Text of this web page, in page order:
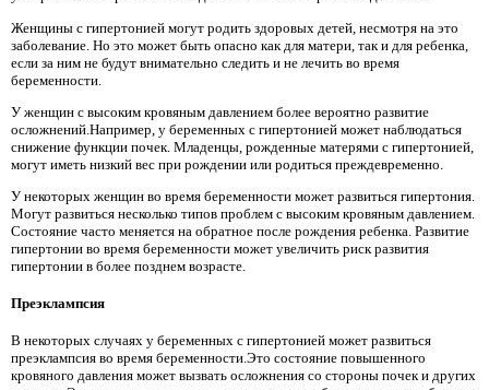
Женщины с гипертонией могут родить здоровых детей, несмотря на это
заболевание. Но это может быть опасно как для матери, так и для ребенка,
если за ним не будут внимательно следить и не лечить во время
беременности.
У женщин с высоким кровяным давлением более вероятно развитие
осложнений.Например, у беременных с гипертонией может наблюдаться
снижение функции почек. Младенцы, рожденные матерями с гипертонией,
могут иметь низкий вес при рождении или родиться преждевременно.
У некоторых женщин во время беременности может развиться гипертония.
Могут развиться несколько типов проблем с высоким кровяным давлением.
Состояние часто меняется на обратное после рождения ребенка. Развитие
гипертонии во время беременности может увеличить риск развития
гипертонии в более позднем возрасте.
Преэклампсия
В некоторых случаях у беременных с гипертонией может развиться
преэклампсия во время беременности.Это состояние повышенного
кровяного давления может вызвать осложнения со стороны почек и других